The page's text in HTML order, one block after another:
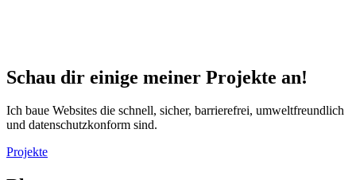
Schau dir einige meiner Projekte an!
Ich baue Websites die schnell, sicher, barrierefrei, umweltfreundlich
und datenschutzkonform sind.
Projekte